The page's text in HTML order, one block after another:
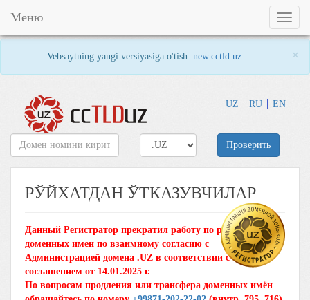
Vebsaytning yangi versiyasiga o'tish: new.cctld.uz ×
UZ RU EN
Toggle
Меню
Проверить
РЎЙХАТДАН ЎТКАЗУВЧИЛАР
Данный Регистратор прекратил работу по регистрации
доменных имен по взаимному согласию с
Администрацией домена .UZ в соответствии с
соглашением от 14.01.2025 г.
По вопросам продления или трансфера доменных имён